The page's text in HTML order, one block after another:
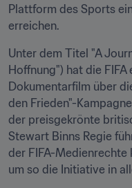
Plattform des Sports
erreichen.
Unter dem Titel "A
Hoffnung") hat die
Dokumentarfilm über
den Frieden"-
der preisgekrönte
Stewart Binns Regie
der FIFA-Medienrechte
um so die Initiative in